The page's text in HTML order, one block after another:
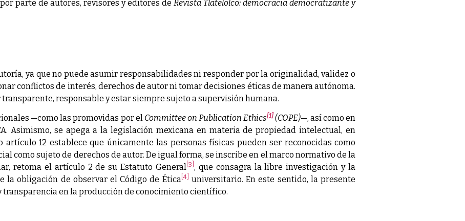
parte de autores, revisores y editores de Revista Tlatelolco: democracia democratizante y
ya que no puede asumir responsabilidades ni responder por la originalidad, validez o
conflictos de interés, derechos de autor ni tomar decisiones éticas de manera autónoma.
responsable y estar siempre sujeto a supervisión humana.
—como las promovidas por el Committee on Publication Ethics[1](COPE)—, así como en
Asimismo, se apega a la legislación mexicana en materia de propiedad intelectual, en
artículo 12 establece que únicamente las personas físicas pueden ser reconocidas como
como sujeto de derechos de autor. De igual forma, se inscribe en el marco normativo de la
retoma el artículo 2 de su Estatuto General [3] , que consagra la libre investigación y la
la obligación de observar el Código de Ética [4]
universitario. En este sentido, la presente
en la producción de conocimiento científico.